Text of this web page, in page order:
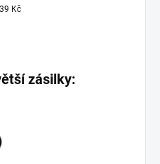
39 Kč
zásilky: